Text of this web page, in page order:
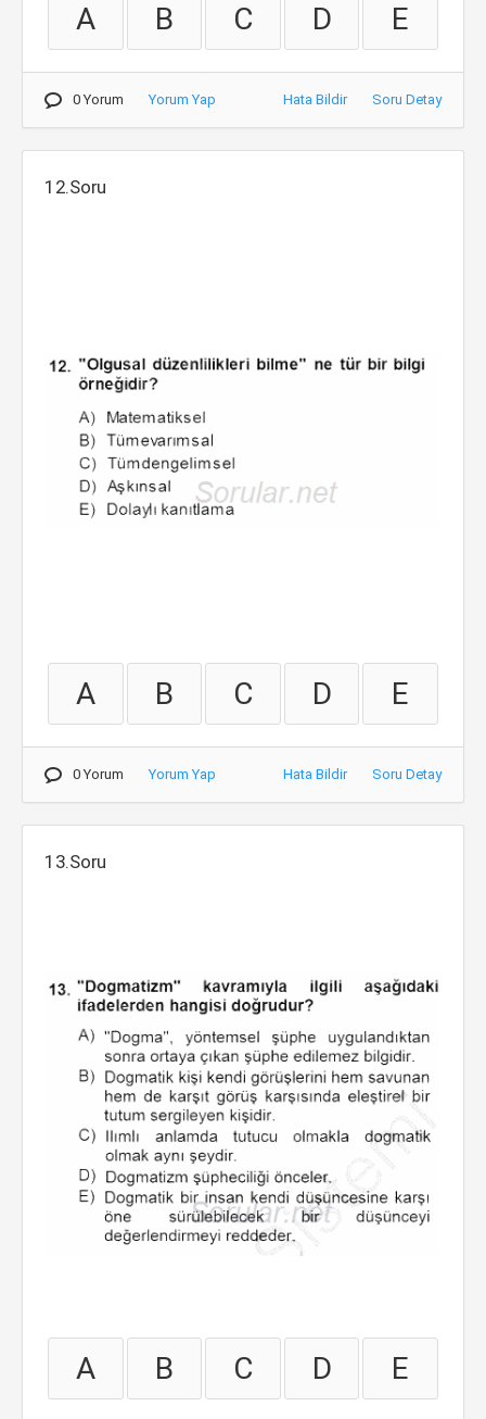
A B C D E
0 Yorum Yorum Yap Hata Bildir Soru Detay
12.Soru
A B C D E
0 Yorum Yorum Yap Hata Bildir Soru Detay
13.Soru
A B C D E